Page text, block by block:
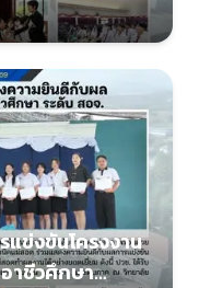
ข่งขันโครงงาน
าชีวศึกษา